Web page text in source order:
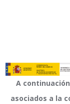
A
asociados a la